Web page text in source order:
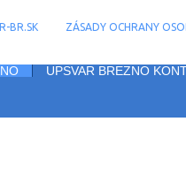
BR.SK ZÁSADY OCHRANY
UPSVAR BREZNO